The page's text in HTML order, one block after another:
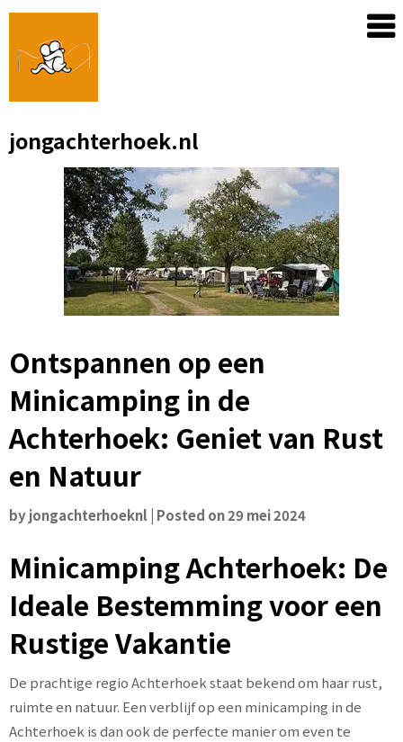
Skip
content
jongachterhoek.nl
Ontspannen op een
Minicamping in de
Achterhoek: Geniet van Rust
en Natuur
byjongachterhoeknl Posted on29 mei 2024
Minicamping Achterhoek: De
Ideale Bestemming voor een
Rustige Vakantie
De prachtige regio Achterhoek staat bekend om haar rust,
ruimte en natuur. Een verblijf op een minicamping in de
Achterhoek is dan ook de perfecte manier om even te